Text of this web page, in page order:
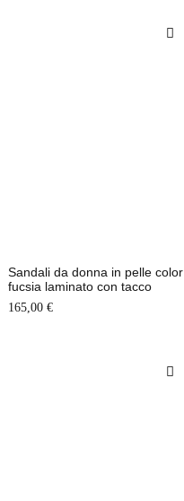
Sandali da donna in pelle color
fucsia laminato con tacco
165,00 €